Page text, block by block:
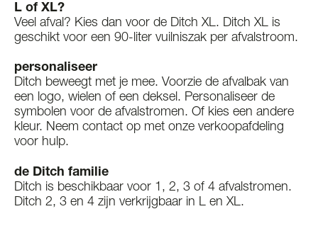
L of XL?
Veel afval? Kies dan voor de Ditch XL. Ditch XL is
geschikt voor een 90-liter vuilniszak per afvalstroom.
personaliseer
Ditch beweegt met je mee. Voorzie de afvalbak van
een logo, wielen of een deksel. Personaliseer de
symbolen voor de afvalstromen. Of kies een andere
kleur. Neem contact op met onze verkoopafdeling
voor hulp.
de Ditch familie
Ditch is beschikbaar voor 1, 2, 3 of 4 afvalstromen.
Ditch 2, 3 en 4 zijn verkrijgbaar in L en XL.